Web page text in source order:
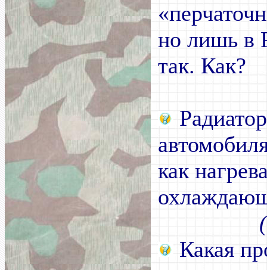
но лишь в
так. Как?
как
Какая